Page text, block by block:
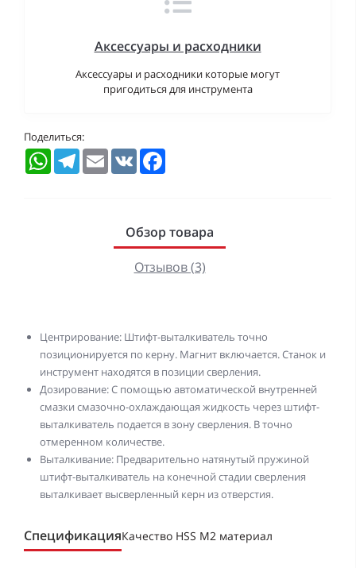
Аксессуары и расходники
Аксессуары и расходники которые могут
пригодиться для инструмента
Поделиться:
WhatsAppTelegramEmail VK
Обзор товара
Отзывов (3)
Центрирование: Штифт-выталкиватель точно
позиционируется по керну. Магнит включается. Станок и
инструмент находятся в позиции сверления.
Дозирование: С помощью автоматической внутренней
смазки смазочно-охлаждающая жидкость через штифт-
выталкиватель подается в зону сверления. В точно
отмеренном количестве.
Выталкивание: Предварительно натянутый пружиной
штифт-выталкиватель на конечной стадии сверления
выталкивает высверленный керн из отверстия.
СпецификацияКачество HSS M2 материал